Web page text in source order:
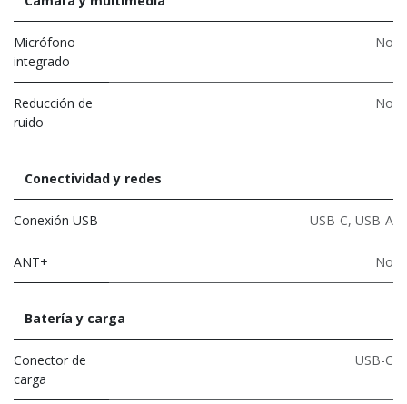
Micrófono
integrado
No
Reducción de
ruido
No
Conectividad y redes
Conexión USB USB-C, USB-A
ANT+ No
Batería y carga
Conector de
carga
USB-C